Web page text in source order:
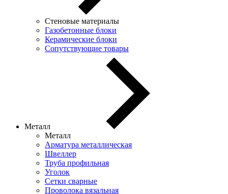
Стеновые материалы
Газобетонные блоки
Керамические блоки
Сопутствующие товары
Металл
Металл
Арматура металлическая
Швеллер
Труба профильная
Уголок
Сетки сварные
Проволока вязальная